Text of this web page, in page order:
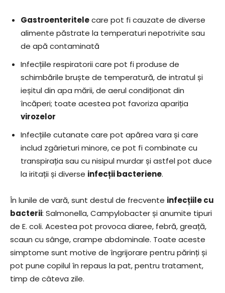
Gastroenteritelecare pot fi cauzate de diverse
alimente păstrate la temperaturi nepotrivite sau
de apă contaminată
Infecțiile respiratorii care pot fi produse de
schimbările bruște de temperatură, de intratul și
ieșitul din apa mării, de aerul condiționat din
încăperi; toate acestea pot favoriza apariția
virozelor
Infecțiile cutanate care pot apărea vara și care
includ zgârieturi minore, ce pot fi combinate cu
transpirația sau cu nisipul murdar și astfel pot duce
la iritații și diverse infecții bacteriene.
În lunile de vară, sunt destul de frecvente infecțiile cu
bacterii: Salmonella, Campylobacter și anumite tipuri
de E. coli. Acestea pot provoca diaree, febră, greață,
scaun cu sânge, crampe abdominale. Toate aceste
simptome sunt motive de îngrijorare pentru părinți și
pot pune copilul în repaus la pat, pentru tratament,
timp de câteva zile.